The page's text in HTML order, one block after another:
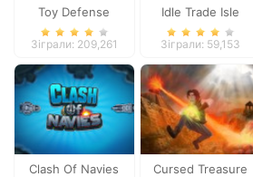
Toy Defense
Зіграли: 209,261
Idle Trade Isle
Зіграли: 59,153
Clash Of Navies Cursed Treasure